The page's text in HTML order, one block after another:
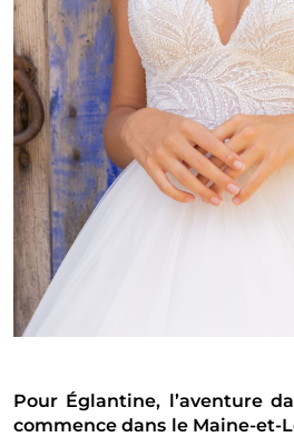
Pour Églantine, l’aventure
commence dans le Maine-et-